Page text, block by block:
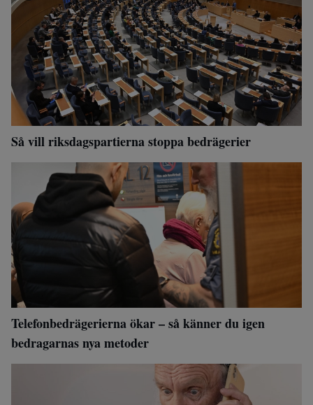
Så vill riksdagspartierna stoppa bedrägerier
Telefonbedrägerierna ökar – så känner du igen
bedragarnas nya metoder